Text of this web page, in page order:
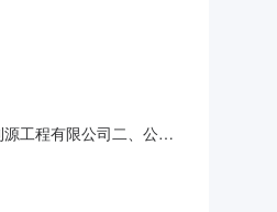
工程有限公司二、公告
电力